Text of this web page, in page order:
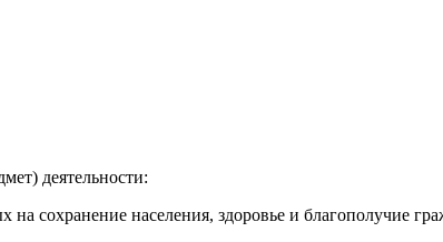
деятельности:
сохранение населения, здоровье и благополучие